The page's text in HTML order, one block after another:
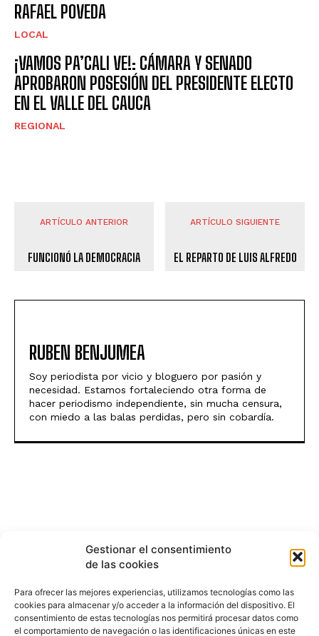
Gestionar el consentimiento
de las cookies
Para ofrecer las mejores experiencias, utilizamos tecnologías como las
cookies para almacenar y/o acceder a la información del dispositivo. El
consentimiento de estas tecnologías nos permitirá procesar datos como
el comportamiento de navegación o las identificaciones únicas en este
RAFAEL POVEDA
LOCAL
¡VAMOS PA’CALI VE!: CÁMARA Y SENADO
APROBARON POSESIÓN DEL PRESIDENTE ELECTO
EN EL VALLE DEL CAUCA
REGIONAL
ARTÍCULO ANTERIOR
FUNCIONÓ LA DEMOCRACIA
ARTÍCULO SIGUIENTE
EL REPARTO DE LUIS ALFREDO
RUBEN BENJUMEA
Soy periodista por vicio y bloguero por pasión y
necesidad. Estamos fortaleciendo otra forma de
hacer periodismo independiente, sin mucha censura,
con miedo a las balas perdidas, pero sin cobardía.